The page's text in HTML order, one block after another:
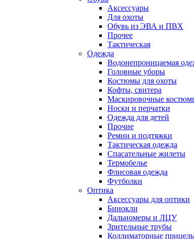
Аксессуары
Для охоты
Обувь из ЭВА и ПВХ
Прочее
Тактическая
Одежда
Водонепроницаемая
Головные уборы
Костюмы для охоты
Кофты, свитера
Маскировочные
Носки и перчатки
Одежда для детей
Прочие
Ремни и подтяжки
Тактическая одежда
Спасательные жилеты
Термобелье
Флисовая одежда
Футболки
Оптика
Аксессуары для оптики
Бинокли
Дальномеры и ЛЦУ
Зрительные трубы
Коллиматорные